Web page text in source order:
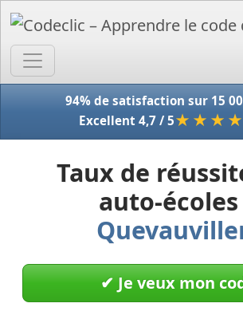
94% de satisfaction sur 15
Excellent 4,7 / 5★★★★
Taux de
auto-écoles
✔︎ Je veux mon